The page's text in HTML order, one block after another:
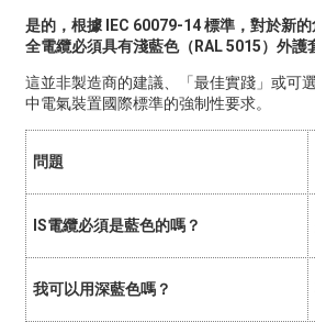
是的，根據 IEC 60079-14 標準，對於新
全電纜必須具有淺藍色（RAL 5015）外護
這並非製造商的建議、「最佳實踐」或可
中電氣裝置國際標準的強制性要求。
問題
IS電纜必須是藍色的嗎？
我可以用深藍色嗎？